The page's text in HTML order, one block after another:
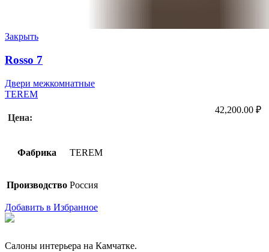
Закрыть
Rosso 7
Двери межкомнатные
TEREM
Цена:
42,200.00 ₽
Фабрика TEREM
Производство Россия
Добавить в Избранное
Салоны интерьера на Камчатке.